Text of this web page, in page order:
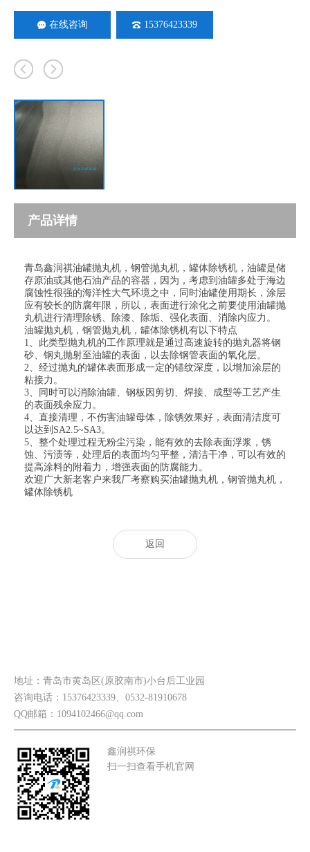
在线咨询 15376423339
产品详情
青岛鑫润祺油罐抛丸机，钢管抛丸机，罐体除锈机，油罐是储
存原油或其他石油产品的容器，因为，考虑到油罐多处于海边
腐蚀性很强的海洋性大气环境之中，同时油罐使用期长，涂层
应有较长的防腐年限，所以，表面进行涂化之前要使用油罐抛
丸机进行清理除锈、除漆、除垢、强化表面、消除内应力。
油罐抛丸机，钢管抛丸机，罐体除锈机有以下特点
1、此类型抛丸机的工作原理就是通过高速旋转的抛丸器将钢
砂、钢丸抛射至油罐的表面，以去除钢管表面的氧化层。
2、经过抛丸的罐体表面形成一定的锚纹深度，以增加涂层的
粘接力。
3、同时可以消除油罐、钢板因剪切、焊接、成型等工艺产生
的表面残余应力。
4、直接清理，不伤害油罐母体，除锈效果好，表面清洁度可
以达到SA2.5~SA3。
5、整个处理过程无粉尘污染，能有效的去除表面浮浆，锈
蚀、污渍等，处理后的表面均匀平整，清洁干净，可以有效的
提高涂料的附着力，增强表面的防腐能力。
欢迎广大新老客户来我厂考察购买油罐抛丸机，钢管抛丸机，
罐体除锈机
返回
地址：青岛市黄岛区(原胶南市)小台后工业园
咨询电话：15376423339、0532-81910678
QQ邮箱：1094102466@qq.com
鑫润祺环保
扫一扫查看手机官网